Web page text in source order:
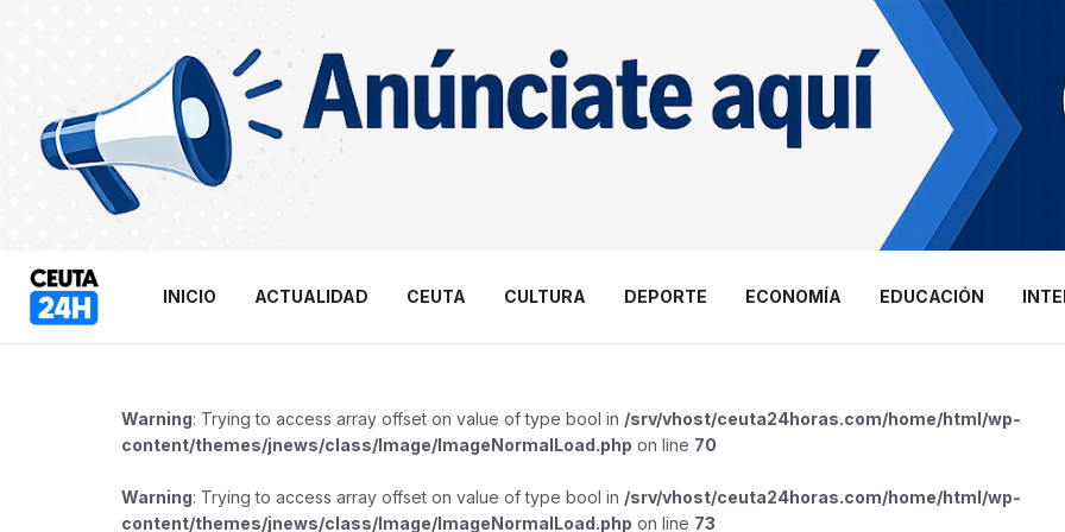
INICIO ACTUALIDAD CEUTA CULTURA DEPORTE ECONOMÍA EDUCACIÓN
Warning: Trying to access array offset on value of type bool in /srv/vhost/ceuta24horas.com/home/html/wp-
content/themes/jnews/class/Image/ImageNormalLoad.php on line 70
Warning: Trying to access array offset on value of type bool in /srv/vhost/ceuta24horas.com/home/html/wp-
content/themes/jnews/class/Image/ImageNormalLoad.php on line 73